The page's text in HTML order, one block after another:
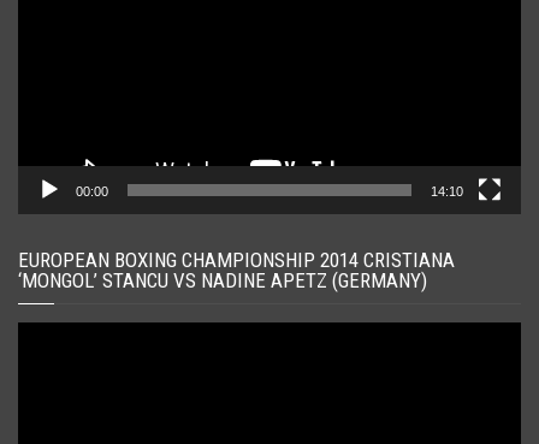
00:00 14:10
EUROPEAN BOXING CHAMPIONSHIP 2014 CRISTIANA
‘MONGOL’ STANCU VS NADINE APETZ (GERMANY)